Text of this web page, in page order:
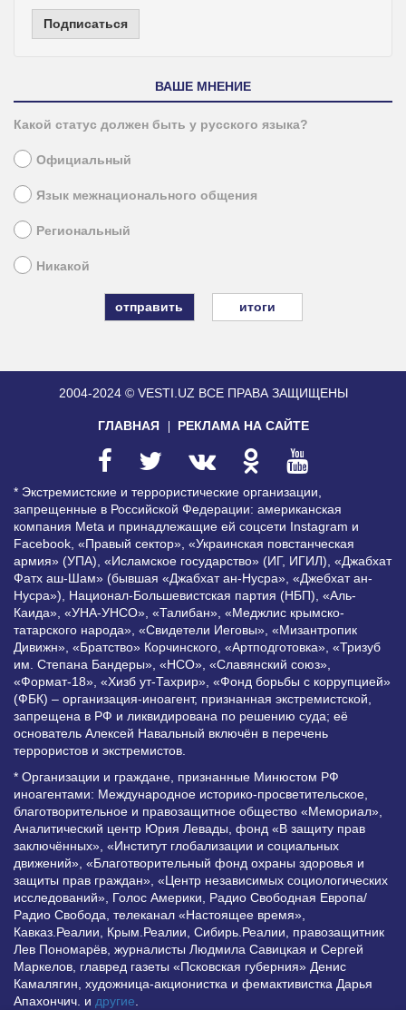
Подписаться
ВАШЕ МНЕНИЕ
Какой статус должен быть у русского языка?
Официальный
Язык межнационального общения
Региональный
Никакой
итоги
2004-2024 © VESTI.UZ ВСЕ ПРАВА ЗАЩИЩЕНЫ
ГЛАВНАЯ РЕКЛАМА НА САЙТЕ
* Экстремистские и террористические организации,
запрещенные в Российской Федерации: американская
компания Meta и принадлежащие ей соцсети Instagram и
Facebook, «Правый сектор», «Украинская повстанческая
армия» (УПА), «Исламское государство» (ИГ, ИГИЛ), «Джабхат
Фатх аш-Шам» (бывшая «Джабхат ан-Нусра», «Джебхат ан-
Нусра»), Национал-Большевистская партия (НБП), «Аль-
Каида», «УНА-УНСО», «Талибан», «Меджлис крымско-
татарского народа», «Свидетели Иеговы», «Мизантропик
Дивижн», «Братство» Корчинского, «Артподготовка», «Тризуб
им. Степана Бандеры», «НСО», «Славянский союз»,
«Формат-18», «Хизб ут-Тахрир», «Фонд борьбы с коррупцией»
(ФБК) – организация-иноагент, признанная экстремистской,
запрещена в РФ и ликвидирована по решению суда; её
основатель Алексей Навальный включён в перечень
террористов и экстремистов.
* Организации и граждане, признанные Минюстом РФ
иноагентами: Международное историко-просветительское,
благотворительное и правозащитное общество «Мемориал»,
Аналитический центр Юрия Левады, фонд «В защиту прав
заключённых», «Институт глобализации и социальных
движений», «Благотворительный фонд охраны здоровья и
защиты прав граждан», «Центр независимых социологических
исследований», Голос Америки, Радио Свободная Европа/
Радио Свобода, телеканал «Настоящее время»,
Кавказ.Реалии, Крым.Реалии, Сибирь.Реалии, правозащитник
Лев Пономарёв, журналисты Людмила Савицкая и Сергей
Маркелов, главред газеты «Псковская губерния» Денис
Камалягин, художница-акционистка и фемактивистка Дарья
Апахончич. и другие